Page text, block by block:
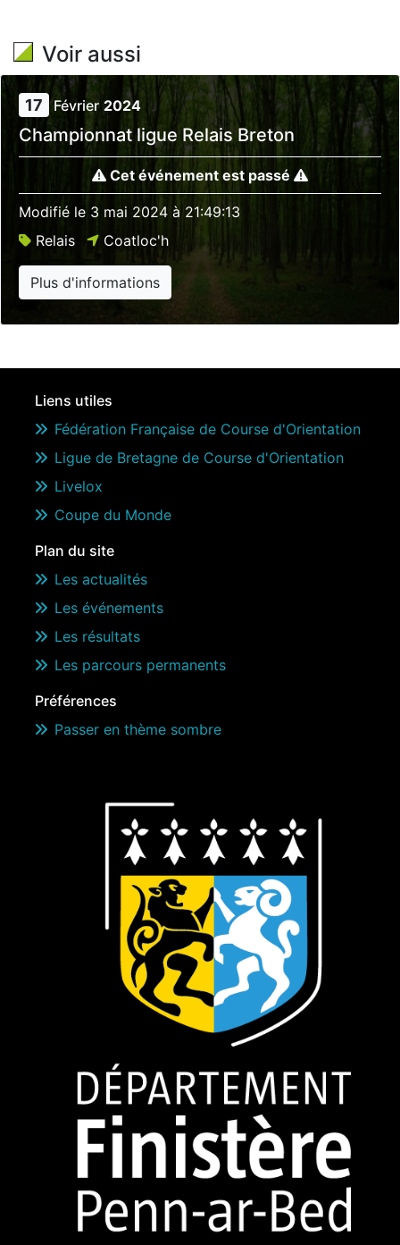
Voir aussi
17 Février 2024
Championnat ligue Relais Breton
Cet événement est passé
Modifié le 3 mai 2024 à 21:49:13
Relais
Coatloc'h
Plus d'informations
Liens utiles
Fédération Française de Course d'Orientation
Ligue de Bretagne de Course d'Orientation
Livelox
Coupe du Monde
Plan du site
Les actualités
Les événements
Les résultats
Les parcours permanents
Préférences
Passer en thème sombre